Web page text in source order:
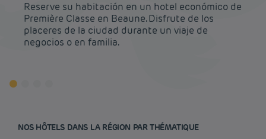
Reserve su habitación en un hotel económico de
Première Classe en Beaune. Disfrute de los
placeres de la ciudad durante un viaje de
negocios o en familia.
NOS HÔTELS DANS LA RÉGION PAR THÉMATIQUE